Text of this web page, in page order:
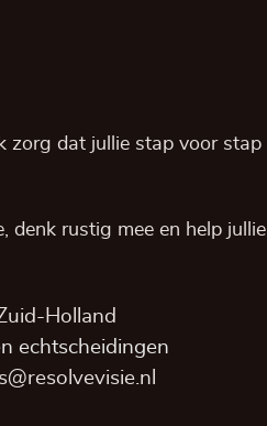
zorg dat jullie stap voor stap
denk rustig mee en help jullie
Holland
echtscheidingen